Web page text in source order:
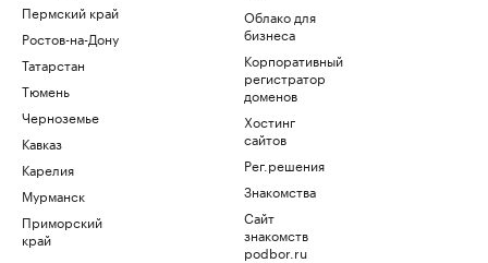
Пермский край
Ростов-на-Дону
Татарстан
Тюмень
Черноземье
Кавказ
Карелия
Мурманск
Приморский
край
Облако для
бизнеса
Корпоративный
регистратор
доменов
Хостинг
сайтов
Рег.решения
Знакомства
Сайт
знакомств
podbor.ru